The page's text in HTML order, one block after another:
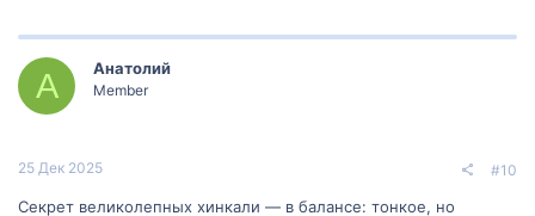
А Анатолий
Member
25 Дек 2025 #10
Секрет великолепных хинкали — в балансе: тонкое, но